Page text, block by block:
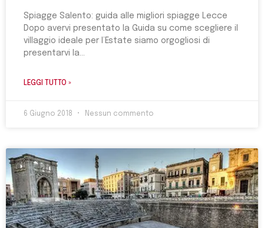
Spiagge Salento: guida alle migliori spiagge Lecce
Dopo avervi presentato la Guida su come scegliere il
villaggio ideale per l’Estate siamo orgogliosi di
presentarvi la
LEGGI TUTTO »
6 Giugno 2018 Nessun commento